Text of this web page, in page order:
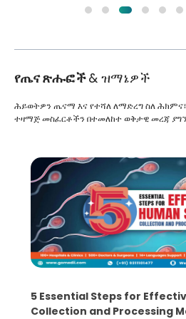
የጤና ጽሑፎች& ዝማኔዎች
ሕይወትዎን ጤናማ እና የተሻለ ለማድረግ ስለ
ተዛማጅ መስፈርቶችን በተመለከተ ወቅታዊ መረጃ
5 Essential Steps for
Collection and Processing